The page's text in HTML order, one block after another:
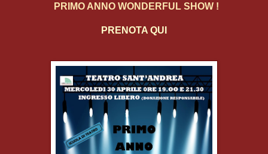
PRIMO ANNO WONDERFUL SHOW !
PRENOTA QUI